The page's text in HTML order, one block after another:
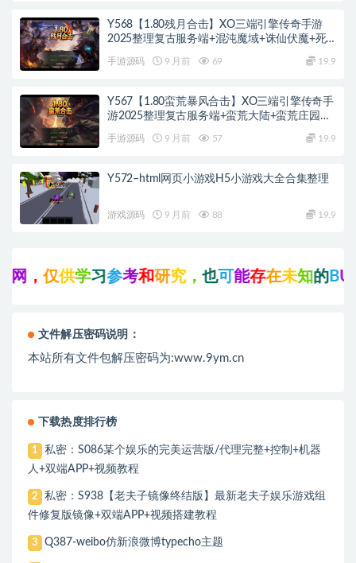
Y568【1.80残月合击】XO三端引擎传奇手游
2025整理复古服务端+混沌魔域+诛仙伏魔+死
手游源码 9 月前 69 19.9
Y567【1.80蛮荒暴风合击】XO三端引擎传奇手
游2025整理复古服务端+蛮荒大陆+蛮荒庄园
手游源码 9 月前 57 19.9
Y572–html网页小游戏H5小游戏大全合集整理
游戏源码 9 月前 88 19.9
供学习参考和研究，也可能存在未知的BUG与瑕疵
文件解压密码说明：
本站所有文件包解压密码为:www.9ym.cn
下载热度排行榜
1
私密：S086某个娱乐的完美运营版/代理完整+控制+机器
人+双端APP+视频教程
2
私密：S938【老夫子镜像终结版】最新老夫子娱乐游戏组
件修复版镜像+双端APP+视频搭建教程
3 Q387-weibo仿新浪微博typecho主题